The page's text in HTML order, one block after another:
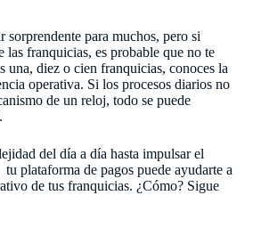
sorprendente para muchos, pero si
las franquicias, es probable que no te
una, diez o cien franquicias, conoces la
operativa. Si los procesos diarios no
de un reloj, todo se puede
del día a día hasta impulsar el
plataforma de pagos puede ayudarte a
de tus franquicias. ¿Cómo? Sigue